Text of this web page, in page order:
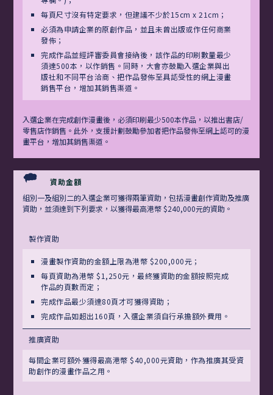
每頁尺寸沒有特定要求，但建議不少於15cm x 21cm；
必須為申請企業的原創作品，並且未曾出版或作任何商業
發佈；
完成作品並經評審委員會接納後，該作品的印刷數量最少
須達500本，以作銷售。同時，大會亦鼓勵入選企業與出
版社和不同平台洽商、把作品發佈至具認受性的網上漫畫
銷售平台，增加其銷售渠道。
入選企業在完成創作漫畫後，必須印刷最少500本作品，以推出書店/
零售店作銷售。此外，支援計劃鼓勵參加者把作品發佈至網上認可的漫
畫平台，增加其銷售渠道。
資助金額
組別一及組別二的入選企業可獲得兩筆資助，包括漫畫創作資助及推廣
資助，並須達到下列要求，以獲得最高港幣 $240,000元的資助。
製作資助
漫畫製作資助的金額上限為港幣 $200,000元；
每頁資助為港幣 $1,250元，最終獲資助的金額按照完成
作品的頁數而定；
完成作品最少須達80頁才可獲得資助；
完成作品如超出160頁，入選企業須自行承擔額外費用。
推廣資助
每間企業可額外獲得最高港幣 $40,000元資助，作為推廣其受資
助創作的漫畫作品之用。